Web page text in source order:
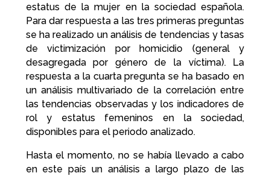
estatus de la mujer en la sociedad española.
Para dar respuesta a las tres primeras preguntas
se ha realizado un análisis de tendencias y tasas
de victimización por homicidio (general y
desagregada por género de la víctima). La
respuesta a la cuarta pregunta se ha basado en
un análisis multivariado de la correlación entre
las tendencias observadas y los indicadores de
rol y estatus femeninos en la sociedad,
disponibles para el periodo analizado.
Hasta el momento, no se había llevado a cabo
en este país un análisis a largo plazo de las